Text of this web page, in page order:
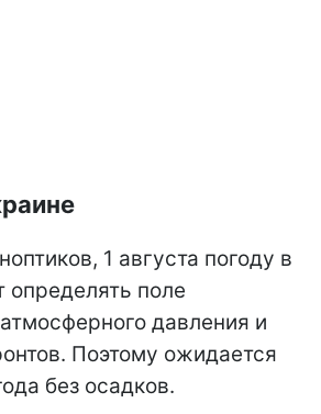
1 августа погоду в
определять поле
давления и
Поэтому ожидается
без осадков.